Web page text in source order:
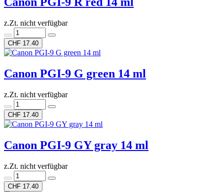
z.Zt. nicht verfügbar
CHF 17.40
Canon PGI-9 G green 14 ml
z.Zt. nicht verfügbar
CHF 17.40
Canon PGI-9 GY gray 14 ml
z.Zt. nicht verfügbar
CHF 17.40